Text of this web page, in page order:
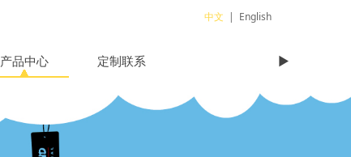
产品中心 定制联系 ►
中文 | English